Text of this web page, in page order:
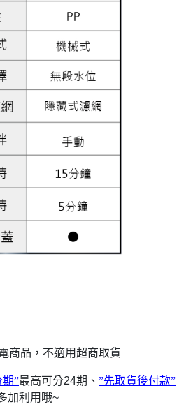
商品，不適用超商取貨
期”最高可分24期、 ”先取貨後付款”
加利用哦~